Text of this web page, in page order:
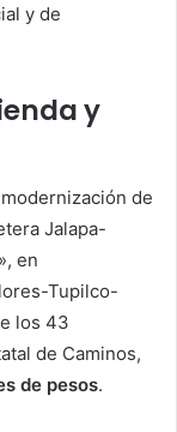
y de
y
de
Jalapa-
en
Tupilco-
los 43
de Caminos,
de pesos.